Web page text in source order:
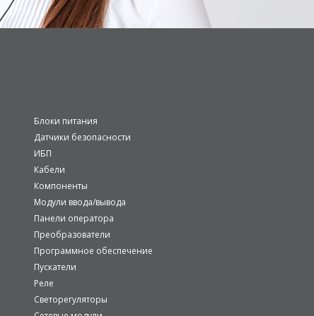
Блоки питания
Датчики безопасности
ИБП
Кабели
Компоненты
Модули ввода/вывода
Панели оператора
Преобразователи
Программное обеспечение
Пускатели
Реле
Светорегуляторы